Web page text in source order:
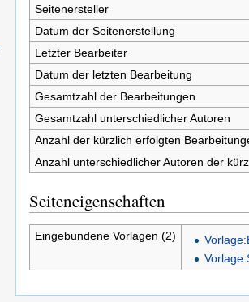
Seitenersteller
Datum der Seitenerstellung
Letzter Bearbeiter
Datum der letzten Bearbeitung
Gesamtzahl der Bearbeitungen
Gesamtzahl unterschiedlicher Autoren
Anzahl der kürzlich erfolgten
Anzahl unterschiedlicher Autoren der
Seiteneigenschaften
Eingebundene Vorlagen (2)